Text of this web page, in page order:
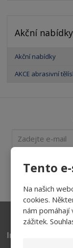
Tento
Na našich
cookies.
nám
zážitek.
Akční nabídky
Akční nabídky
AKCE abrasivní
Informace pro